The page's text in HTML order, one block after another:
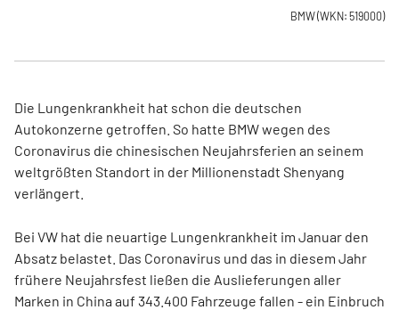
BMW(WKN: 519000)
Die Lungenkrankheit hat schon die deutschen
Autokonzerne getroffen. So hatte BMW wegen des
Coronavirus die chinesischen Neujahrsferien an seinem
weltgrößten Standort in der Millionenstadt Shenyang
verlängert.
Bei VW hat die neuartige Lungenkrankheit im Januar den
Absatz belastet. Das Coronavirus und das in diesem Jahr
frühere Neujahrsfest ließen die Auslieferungen aller
Marken in China auf 343.400 Fahrzeuge fallen - ein Einbruch